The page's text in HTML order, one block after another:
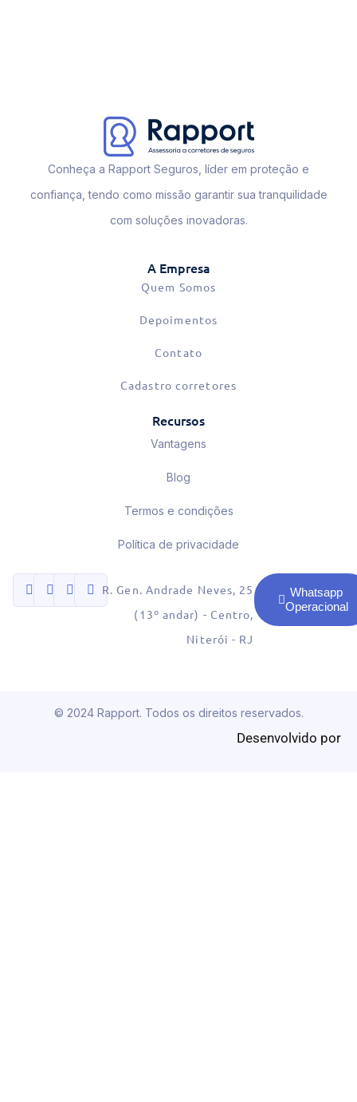
Conheça a Rapport Seguros, líder em proteção e
confiança, tendo como missão garantir sua tranquilidade
com soluções inovadoras.
A Empresa
Quem Somos
Depoimentos
Contato
Cadastro corretores
Recursos
Vantagens
Blog
Termos e condições
Política de privacidade
R. Gen. Andrade Neves, 25
(13º andar) - Centro,
Niterói - RJ
Whatsapp
Operacional
© 2024 Rapport. Todos os direitos reservados.
Desenvolvido por